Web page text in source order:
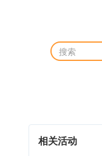
相关活动